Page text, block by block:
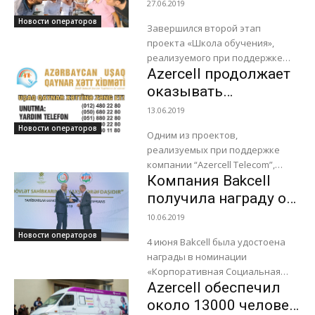
Конкурс Milli KSM...
Новости операторов
27.06.2019
Завершился второй этап
проекта «Школа обучения»,
реализуемого при поддержке
Nar, который всегда уделяет
особое внимание интеграции
возможностями в общество.
Таким образом,...
Новости операторов
Azercell продолжает
оказывать
поддержку детям
13.06.2019
Одним из проектов,
реализуемых при поддержке
компании “Azercell Telecom”,
которая уделяет особое
внимание инициативам,
направленным на защиту детей
и их прав в своей политике...
Новости операторов
Компания Bakcell
получила награду от
Министерства
Экономики
10.06.2019
4 июня Bakcell была удостоена
награды в номинации
«Корпоративная Социальная
Ответственность» на
конференции «Государство -
Azercell обеспечил
около 13000 человек